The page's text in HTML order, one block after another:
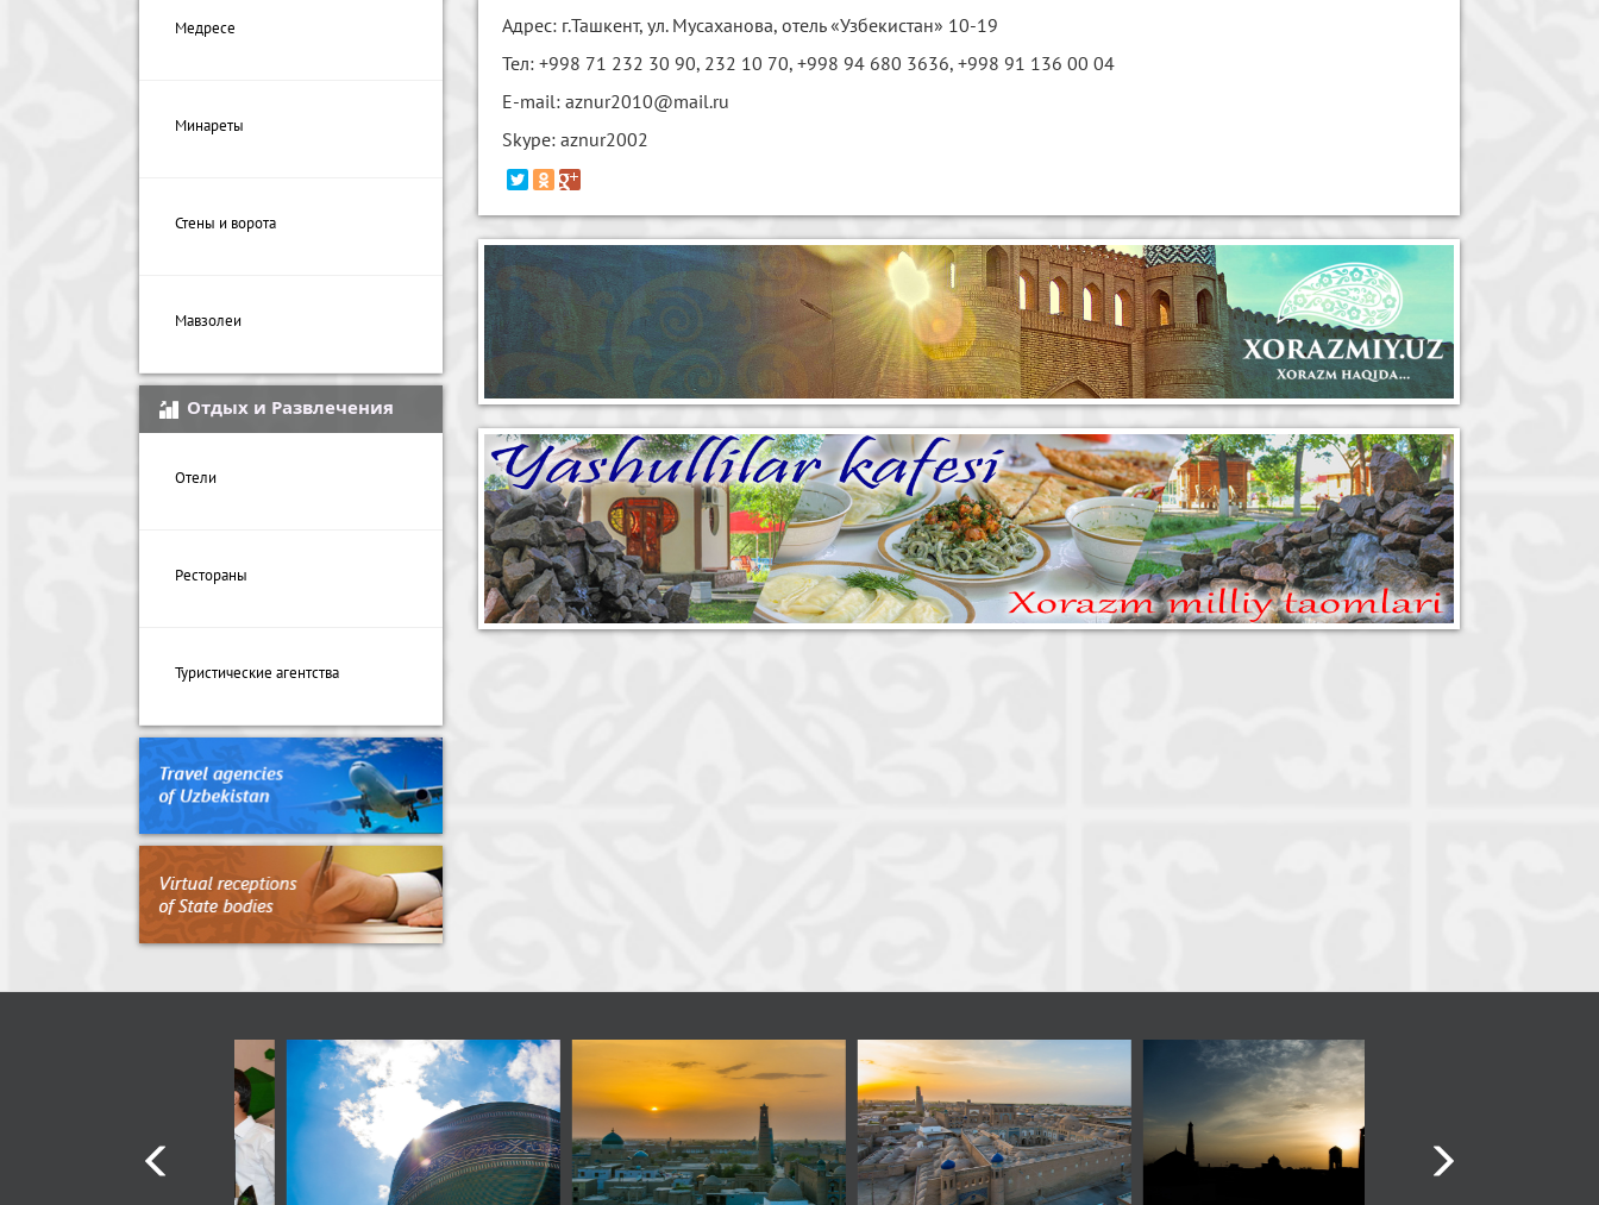
Медресе
Минареты
Стены и ворота
Мавзолеи
Отдых и Развлечения
Отели
Рестораны
Туристические агентства
Адрес: г.Ташкент, ул. Мусаханова, отель «Узбекистан» 10-19
Тел: +998 71 232 30 90, 232 10 70, +998 94 680 3636, +998 91 136 00 04
E-mail: aznur2010@mail.ru
Skype: aznur2002